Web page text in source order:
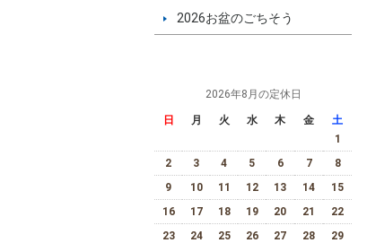
2026お盆のごちそう
2026年8月の定休日
日 月 火 水 木 金
土
1
2
3 4 5 6 7
8
9
10 11 12 13 14
15
16
17 18 19 20 21
22
23
24 25 26 27 28
29